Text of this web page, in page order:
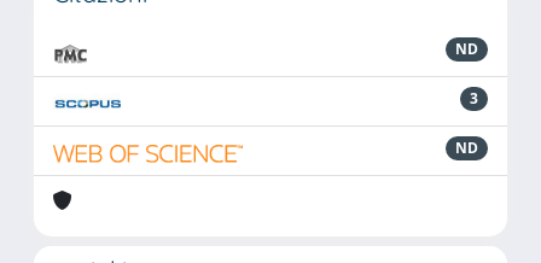
ND
3
ND